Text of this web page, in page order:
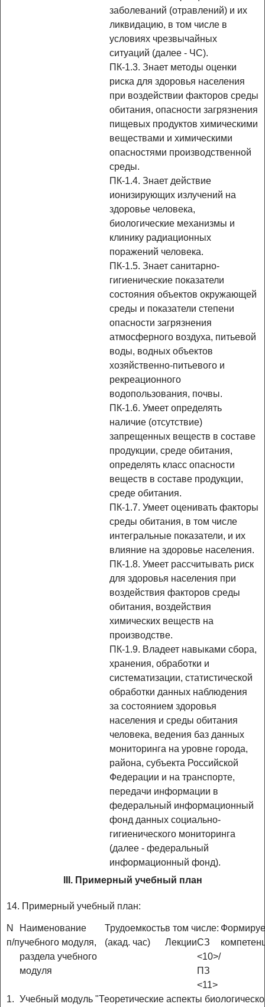
заболеваний (отравлений) и их
ликвидацию, в том числе в
условиях чрезвычайных
ситуаций (далее - ЧС).
ПК-1.3. Знает методы оценки
риска для здоровья населения
при воздействии факторов среды
обитания, опасности загрязнения
пищевых продуктов химическими
веществами и химическими
опасностями производственной
среды.
ПК-1.4. Знает действие
ионизирующих излучений на
здоровье человека,
биологические механизмы и
клинику радиационных
поражений человека.
ПК-1.5. Знает санитарно-
гигиенические показатели
состояния объектов окружающей
среды и показатели степени
опасности загрязнения
атмосферного воздуха, питьевой
воды, водных объектов
хозяйственно-питьевого и
рекреационного
водопользования, почвы.
ПК-1.6. Умеет определять
наличие (отсутствие)
запрещенных веществ в составе
продукции, среде обитания,
определять класс опасности
веществ в составе продукции,
среде обитания.
ПК-1.7. Умеет оценивать факторы
среды обитания, в том числе
интегральные показатели, и их
влияние на здоровье населения.
ПК-1.8. Умеет рассчитывать риск
для здоровья населения при
воздействия факторов среды
обитания, воздействия
химических веществ на
производстве.
ПК-1.9. Владеет навыками сбора,
хранения, обработки и
систематизации, статистической
обработки данных наблюдения
за состоянием здоровья
населения и среды обитания
человека, ведения баз данных
мониторинга на уровне города,
района, субъекта Российской
Федерации и на транспорте,
передачи информации в
федеральный информационный
фонд данных социально-
гигиенического мониторинга
(далее - федеральный
информационный фонд).
III. Примерный учебный план
14. Примерный учебный план:
N
п/п
Наименование
учебного модуля,
раздела учебного
модуля
Трудоемкость
(акад. час)
в том числе:
ЛекцииСЗ
<10>/
ПЗ
<11>
1. Учебный модуль "Теоретические аспекты